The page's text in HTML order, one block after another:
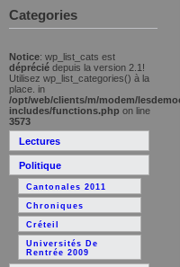
Categories
Notice: wp_list_cats est
déprécié depuis la version 2.1!
Utilisez wp_list_categories() à la
place. in
/opt/web/clients/m/modem/
includes/functions.php on line
3573
Lectures
Politique
Cantonales 2011
Chroniques
Créteil
Universités De
Rentrée 2009